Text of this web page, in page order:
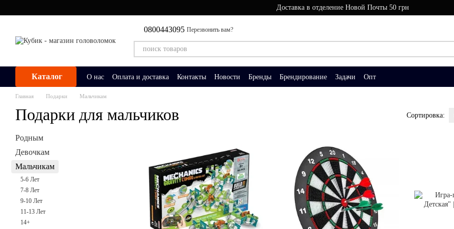
Доставка в отделение Новой Почты 50 грн
0800443095 Перезвонить вам?
Каталог О нас Оплата и доставка Контакты Новости Бренды Брендирование Задачи Опт
Главная Подарки Мальчикам
Подарки для мальчиков Сортировка:
Родным
Девочкам
Мальчикам
5-6 Лет
7-8 Лет
9-10 Лет
11-13 Лет
14+